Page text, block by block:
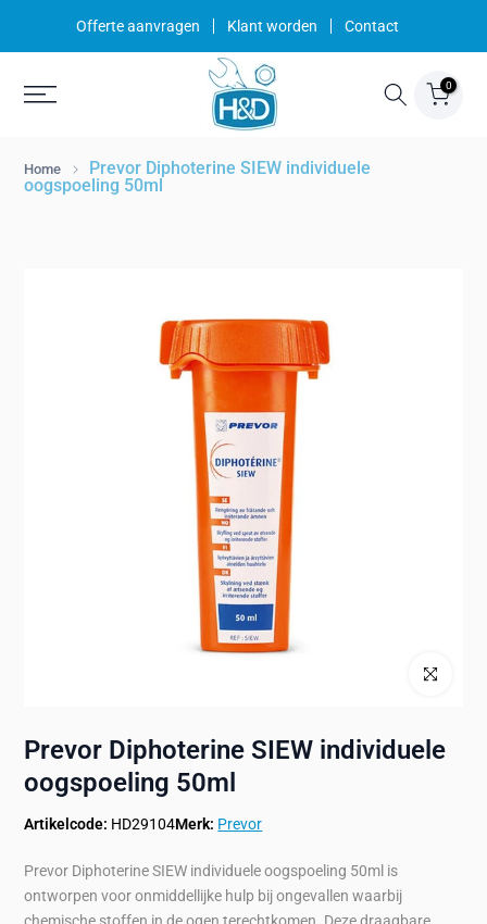
Offerte aanvragen Klant worden Contact
0
Home
Prevor Diphoterine SIEW individuele
oogspoeling 50ml
Klik om te
Prevor Diphoterine SIEW individuele
oogspoeling 50ml
Artikelcode: HD29104Merk: Prevor
Prevor Diphoterine SIEW individuele oogspoeling 50ml is
ontworpen voor onmiddellijke hulp bij ongevallen waarbij